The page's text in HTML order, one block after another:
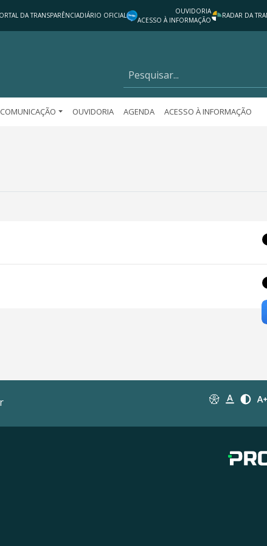
DA TRANSPARÊNCIADIÁRIO OFICIAL
OUVIDORIA
ACESSO À INFORMAÇÃO
RADAR DA
COMUNICAÇÃO OUVIDORIA AGENDA ACESSO À INFORMAÇÃO